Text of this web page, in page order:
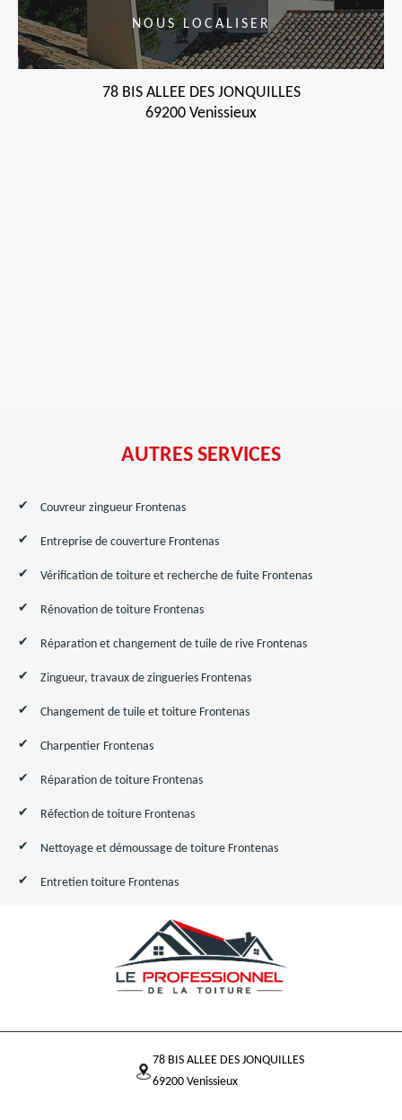
NOUS LOCALISER
78 BIS ALLEE DES JONQUILLES
69200 Venissieux
AUTRES SERVICES
Couvreur zingueur Frontenas
Entreprise de couverture Frontenas
Vérification de toiture et recherche de fuite Frontenas
Rénovation de toiture Frontenas
Réparation et changement de tuile de rive Frontenas
Zingueur, travaux de zingueries Frontenas
Changement de tuile et toiture Frontenas
Charpentier Frontenas
Réparation de toiture Frontenas
Réfection de toiture Frontenas
Nettoyage et démoussage de toiture Frontenas
Entretien toiture Frontenas
78 BIS ALLEE DES JONQUILLES
69200 Venissieux